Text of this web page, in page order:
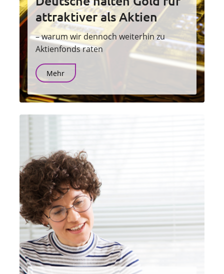
attraktiver als Aktien
– warum wir dennoch weiterhin zu
Aktienfonds raten
Mehr